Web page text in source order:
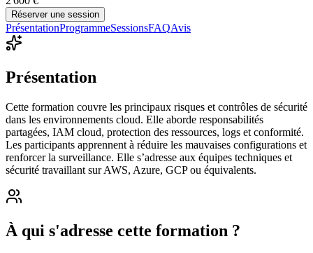
Réserver une session
PrésentationProgrammeSessionsFAQAvis
Présentation
Cette formation couvre les principaux risques et contrôles de sécurité
dans les environnements cloud. Elle aborde responsabilités
partagées, IAM cloud, protection des ressources, logs et conformité.
Les participants apprennent à réduire les mauvaises configurations et
renforcer la surveillance. Elle s’adresse aux équipes techniques et
sécurité travaillant sur AWS, Azure, GCP ou équivalents.
À qui s'adresse cette formation ?